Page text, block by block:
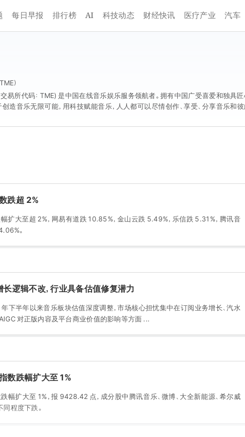
每日早报 排行榜 AI 科技动态 财经快讯 医疗产业 汽车
）
易所代码：TME) 是中国在线音乐娱乐服务领航者。拥有中国广受喜爱和独具匠
造音乐无限可能，用科技赋能音乐，人人都可以尽情创作、享受、分享音乐和
跌超 2%
扩大至超 2%，网易有道跌 10.85%，金山云跌 5.49%，乐信跌 5.31%，腾讯音
。
长逻辑不改，行业具备估值修复潜力
下半年以来音乐板块估值深度调整，市场核心担忧集中在订阅业务增长、汽水
对正版内容及平台商业价值的影响等方面 ...
数跌幅扩大至 1%
幅扩大至 1%，报 9428.42 点，成分股中腾讯音乐、微博、大全新能源、希尔威
程度下跌。